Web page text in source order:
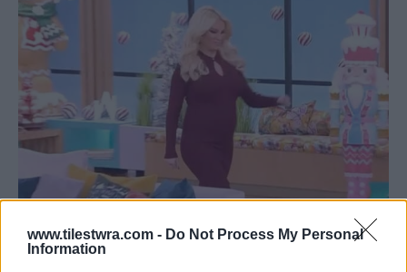
www.tilestwra.com - Do Not Process My Personal
Information
«Μου θύμισες και τη δικιά μου ιστορία που